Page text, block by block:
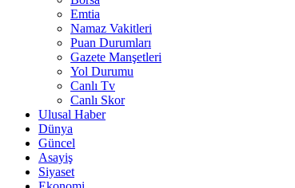
Emtia
Namaz Vakitleri
Puan Durumları
Gazete Manşetleri
Yol Durumu
Canlı Tv
Canlı Skor
Ulusal Haber
Dünya
Güncel
Asayiş
Siyaset